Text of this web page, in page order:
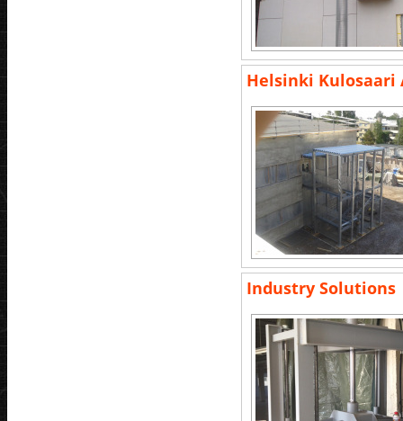
Helsinki Kulosaari
Industry Solutions